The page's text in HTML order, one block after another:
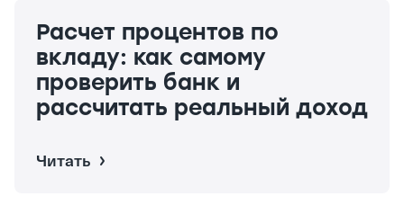
Расчет процентов по
вкладу: как самому
проверить банк и
рассчитать реальный доход
Читать